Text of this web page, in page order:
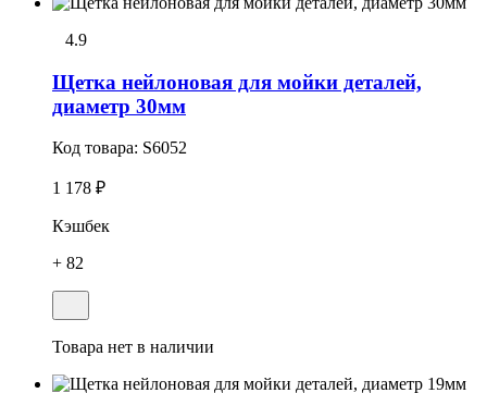
4.9
Щетка нейлоновая для мойки деталей,
диаметр 30мм
Код товара: S6052
1 178 ₽
Кэшбек
+ 82
Товара нет в наличии